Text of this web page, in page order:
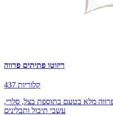
ריזוטו פתיתים פרווה
437 קלוריות
פרווה מלא בטעם בתוספת בצל, סלרי,
עשבי תיבול ותבלינים